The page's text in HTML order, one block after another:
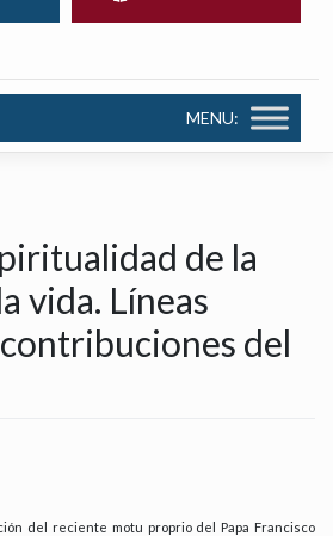
MENU:
de la
vida. Líneas
del
del reciente motu proprio del Papa Francisco